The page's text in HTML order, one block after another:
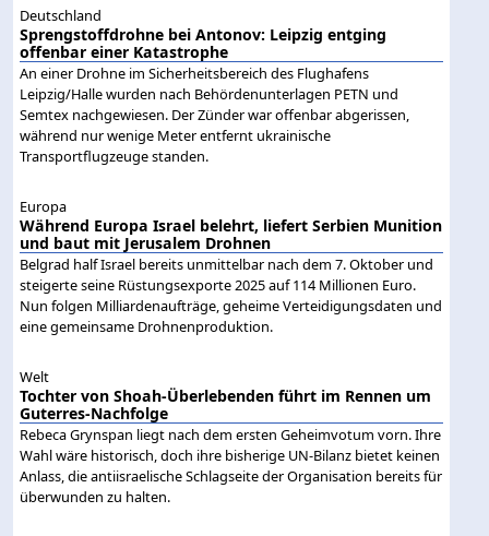
Deutschland
Sprengstoffdrohne bei Antonov: Leipzig entging
offenbar einer Katastrophe
An einer Drohne im Sicherheitsbereich des Flughafens
Leipzig/Halle wurden nach Behördenunterlagen PETN und
Semtex nachgewiesen. Der Zünder war offenbar abgerissen,
während nur wenige Meter entfernt ukrainische
Transportflugzeuge standen.
Europa
Während Europa Israel belehrt, liefert Serbien Munition
und baut mit Jerusalem Drohnen
Belgrad half Israel bereits unmittelbar nach dem 7. Oktober und
steigerte seine Rüstungsexporte 2025 auf 114 Millionen Euro.
Nun folgen Milliardenaufträge, geheime Verteidigungsdaten und
eine gemeinsame Drohnenproduktion.
Welt
Tochter von Shoah-Überlebenden führt im Rennen um
Guterres-Nachfolge
Rebeca Grynspan liegt nach dem ersten Geheimvotum vorn. Ihre
Wahl wäre historisch, doch ihre bisherige UN-Bilanz bietet keinen
Anlass, die antiisraelische Schlagseite der Organisation bereits für
überwunden zu halten.